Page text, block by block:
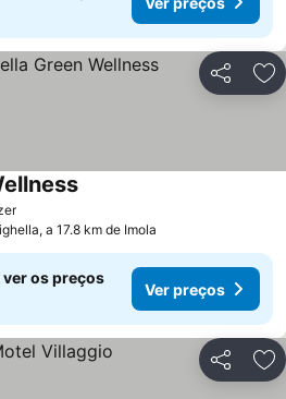
Partilhar
a 17.8 km de Imola
ver os preços
Ver preços
Partilhar